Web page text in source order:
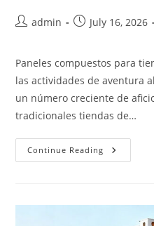
Postadmin
PostJuly 16, 2026
Paneles compuestos para
las actividades de aventura
un número creciente de
tradicionales tiendas de…
Continue Reading Paneles